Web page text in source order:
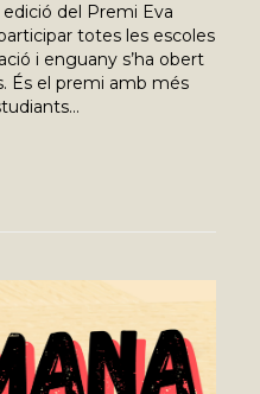
del Premi Eva
totes les escoles
i enguany s’ha obert
És el premi amb més